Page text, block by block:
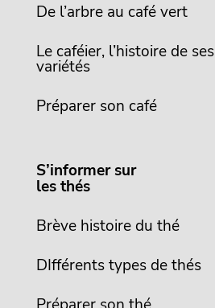
De l’arbre au café vert
Le caféier, l’histoire de ses
variétés
Préparer son café
S’informer sur
les thés
Brève histoire du thé
DIfférents types de thés